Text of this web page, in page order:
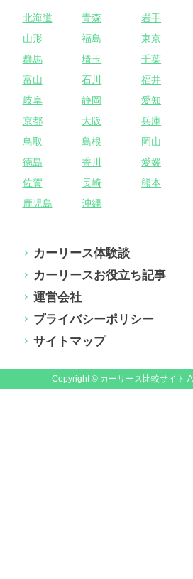
北海道 青森 岩手
山形
福島 東京
群馬
埼玉 千葉
富山
石川 福井
岐阜
静岡 愛知
京都
大阪 兵庫
鳥取
島根 岡山
徳島
香川 愛媛
佐賀
長崎 熊本
鹿児島
沖縄
カーリース体験談
カーリースお役立ち記事
運営会社
プライバシーポリシー
サイトマップ
Copyright © カーリース比較サイト